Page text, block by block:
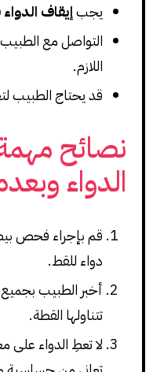
يجبإيقاف الدواء
التواصل مع
اللازم.
قد يحتاج الطبيب
نصائح
الدواء
قم بإجراء فحص
دواء للقط.
أخبر الطبيب بجميع
تتناولها القطة.
لا تعطِ الدواء على